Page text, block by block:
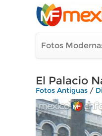
Fotos
El Palacio
Fotos Antiguas /